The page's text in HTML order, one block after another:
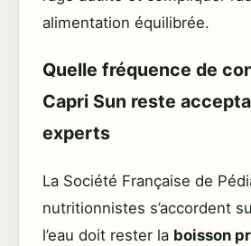
alimentation équilibrée.
Quelle fréquence de
Capri Sun reste
experts
La Société Française de
nutritionnistes s’accordent
l’eau doit rester la boisson